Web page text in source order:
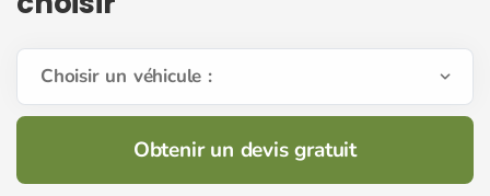
Choisir un véhicule :
Obtenir un devis gratuit